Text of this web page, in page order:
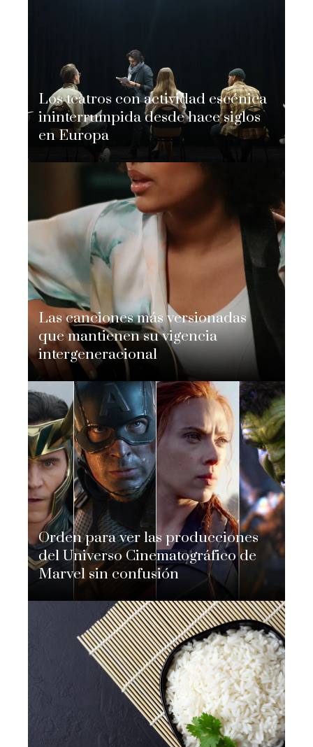
Los teatros con actividad escénica
ininterrumpida desde hace siglos
en Europa
Nicolás Adomo
Las canciones más versionadas
que mantienen su vigencia
intergeneracional
Nicolás Adomo
Orden para ver las producciones
del Universo Cinematográfico de
Marvel sin confusión